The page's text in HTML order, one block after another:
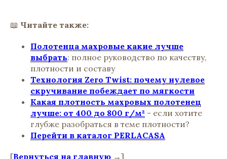
📖 Читайте также:
Полотенца махровые какие лучше
выбрать: полное руководство по качеству,
плотности и составу
Технология Zero Twist: почему нулевое
скручивание побеждает по мягкости
Какая плотность махровых полотенец
лучше: от 400 до 800 г/м² - если хотите
глубже разобраться в теме плотности?
Перейти в каталог PERLACASA
[Вернуться на главную →]